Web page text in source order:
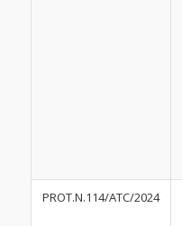
PROT.N.114/ATC/2024